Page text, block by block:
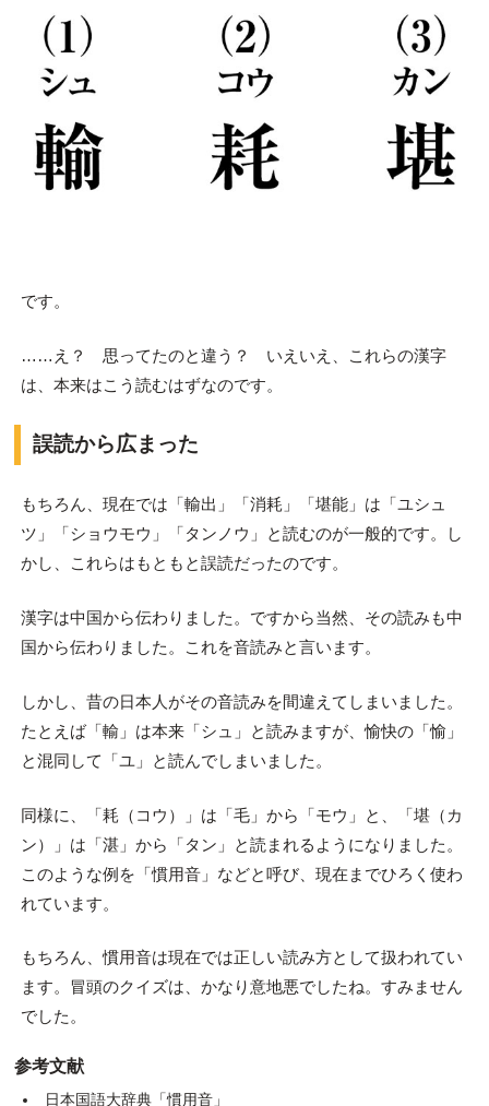
です。
……え？ 思ってたのと違う？ いえいえ、これらの漢字
は、本来はこう読むはずなのです。
誤読から広まった
もちろん、現在では「輸出」「消耗」「堪能」は「ユシュ
ツ」「ショウモウ」「タンノウ」と読むのが一般的です。し
かし、これらはもともと誤読だったのです。
漢字は中国から伝わりました。ですから当然、その読みも中
国から伝わりました。これを音読みと言います。
しかし、昔の日本人がその音読みを間違えてしまいました。
たとえば「輸」は本来「シュ」と読みますが、愉快の「愉」
と混同して「ユ」と読んでしまいました。
同様に、「耗（コウ）」は「毛」から「モウ」と、「堪（カ
ン）」は「湛」から「タン」と読まれるようになりました。
このような例を「慣用音」などと呼び、現在までひろく使わ
れています。
もちろん、慣用音は現在では正しい読み方として扱われてい
ます。冒頭のクイズは、かなり意地悪でしたね。すみません
でした。
参考文献
日本国語大辞典「慣用音」